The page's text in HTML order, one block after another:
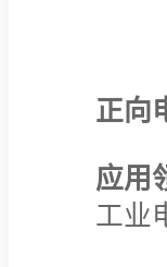
正向
应用
工业